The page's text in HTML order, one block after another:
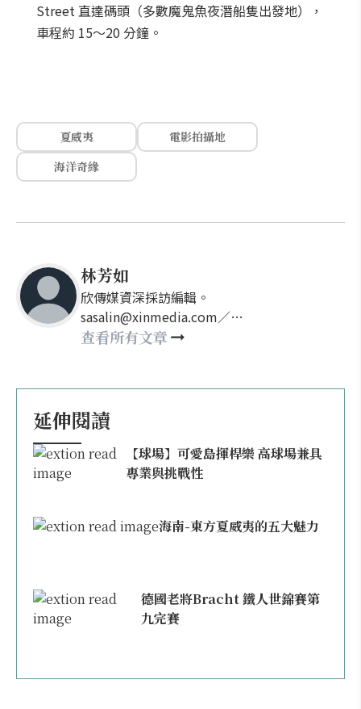
Street 直達碼頭（多數魔鬼魚夜潛船隻出發地），
車程約 15～20 分鐘。
夏威夷
電影拍攝地
海洋奇緣
林芳如
欣傳媒資深採訪編輯。
sasalin@xinmedia.com／
happy21917@gmail.com
查看所有文章
延伸閱讀
【球場】可愛島揮桿樂 高球場兼具
專業與挑戰性
海南-東方夏威夷的五大魅力
德國老將Bracht 鐵人世錦賽第
九完賽